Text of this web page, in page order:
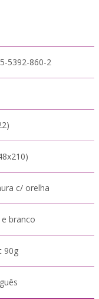
5392-860-2
c/ orelha
branco
90g